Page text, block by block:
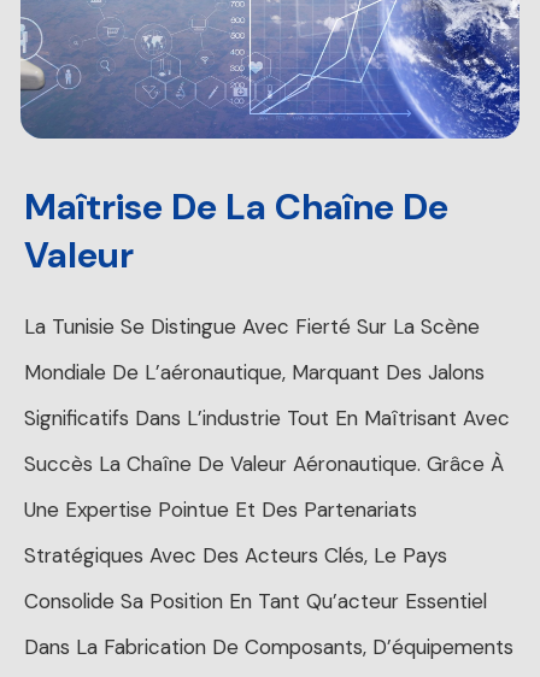
Maîtrise De La Chaîne De
Valeur
La Tunisie Se Distingue Avec Fierté Sur La Scène
Mondiale De L’aéronautique, Marquant Des Jalons
Significatifs Dans L’industrie Tout En Maîtrisant Avec
Succès La Chaîne De Valeur Aéronautique. Grâce À
Une Expertise Pointue Et Des Partenariats
Stratégiques Avec Des Acteurs Clés, Le Pays
Consolide Sa Position En Tant Qu’acteur Essentiel
Dans La Fabrication De Composants, D’équipements